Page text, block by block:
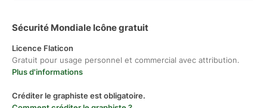
Sécurité Mondiale Icône gratuit
Licence Flaticon
Gratuit pour usage personnel et commercial avec attribution.
Plus d'informations
Créditer le graphiste est obligatoire.